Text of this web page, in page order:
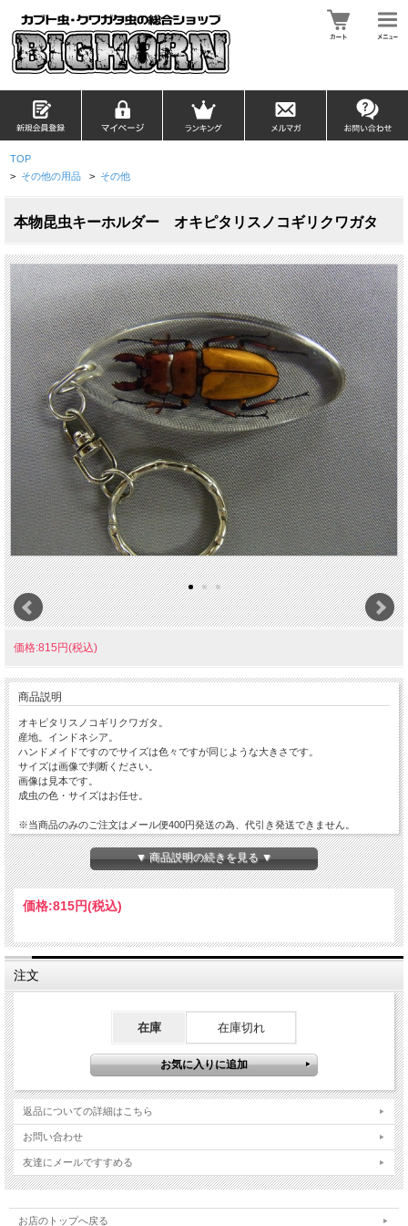
TOP
> その他の用品 > その他
本物昆虫キーホルダー オキピタリスノコギリクワガタ
価格:815円(税込)
商品説明
オキピタリスノコギリクワガタ。
産地。インドネシア。
ハンドメイドですのでサイズは色々ですが同じような大きさです。
サイズは画像で判断ください。
画像は見本です。
成虫の色・サイズはお任せ。
※当商品のみのご注文はメール便400円発送の為、代引き発送できません。
▼ 商品説明の続きを見る ▼
価格:815円(税込)
注文
在庫 在庫切れ
返品についての詳細はこちら
お問い合わせ
友達にメールですすめる
お店のトップへ戻る